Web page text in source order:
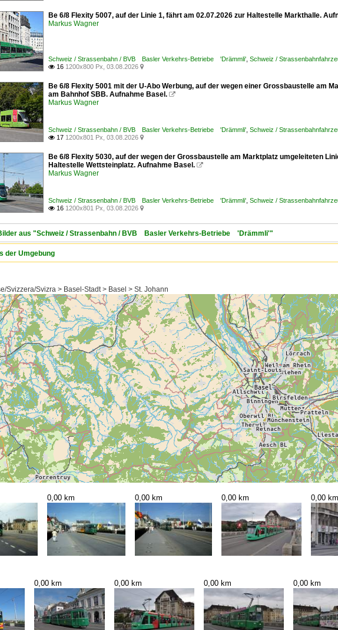
Be 6/8 Flexity 5007, auf der Linie 1, fährt am 02.07.2026 zur Haltestelle Markthalle.
Markus Wagner
Schweiz / Strassenbahn / BVB Basler Verkehrs-Betriebe 'Drämmli' Schweiz /
 16 1200x800 Px, 03.08.2026 
Be 6/8 Flexity 5001 mit der U-Abo Werbung, auf der wegen einer Grossbaustelle am
am Bahnhof SBB. Aufnahme Basel. 
Markus Wagner
Schweiz / Strassenbahn / BVB Basler Verkehrs-Betriebe 'Drämmli' Schweiz /
 17 1200x801 Px, 03.08.2026 
Be 6/8 Flexity 5030, auf der wegen der Grossbaustelle am Marktplatz umgeleiteten
Haltestelle Wettsteinplatz. Aufnahme Basel. 
Markus Wagner
Schweiz / Strassenbahn / BVB Basler Verkehrs-Betriebe 'Drämmli' Schweiz /
 16 1200x801 Px, 03.08.2026 
aus "Schweiz / Strassenbahn / BVB Basler Verkehrs-Betriebe 'Drämmli'"
der Umgebung
Svizzera/Svizra > Basel-Stadt > Basel > St. Johann
0,00 km 0,00 km 0,00 km 0,00 km
0,00 km 0,00 km 0,00 km 0,00 km